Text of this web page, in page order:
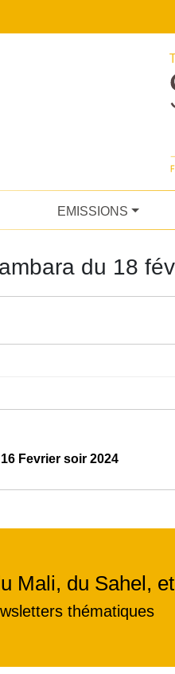
EMISSIONS
du 18
Fevrier soir 2024
Mali, du Sahel,
thématiques